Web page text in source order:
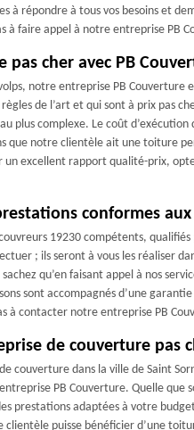
à répondre à tous vos besoins et
à faire appel à notre entreprise PB
pas cher avec PB
notre entreprise PB
de l’art et qui sont à prix pas
plus complexe. Le coût
que notre clientèle ait une toiture
un excellent rapport qualité-prix,
conformes
19230 compétents, qualifiés
; ils seront à vous les réaliser
qu’en faisant appel à nos
sont accompagnés d’une
à contacter notre entreprise PB
de couverture pas
couverture dans la ville de Saint
PB Couverture. Quelle
prestations adaptées à votre
clientèle puisse bénéficier d’une